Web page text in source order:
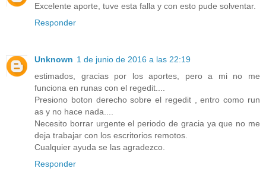
Excelente aporte, tuve esta falla y con esto pude solventar.
Responder
Unknown 1 de junio de 2016 a las 22:19
estimados, gracias por los aportes, pero a mi no me
funciona en runas con el regedit....
Presiono boton derecho sobre el regedit , entro como run
as y no hace nada....
Necesito borrar urgente el periodo de gracia ya que no me
deja trabajar con los escritorios remotos.
Cualquier ayuda se las agradezco.
Responder